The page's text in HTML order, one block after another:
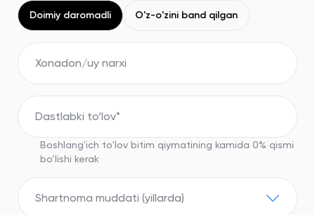
Doimiy daromadli O'z-o'zini band qilgan
Boshlang'ich to'lov bitim qiymatining kamida 0% qismi
bo‘lishi kerak
Shartnoma muddati (yillarda)